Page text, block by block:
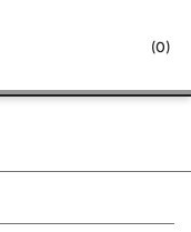
(0)
Κλείσιμο